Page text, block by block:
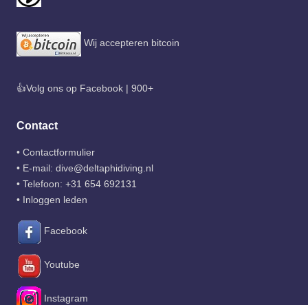
Wij accepteren bitcoin
👍Volg ons op Facebook | 900+
Contact
• Contactformulier
• E-mail: dive@deltaphidiving.nl
• Telefoon: +31 654 692131
• Inloggen leden
Facebook
Youtube
Instagram